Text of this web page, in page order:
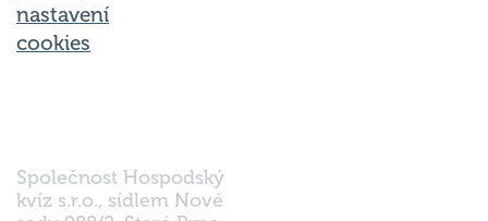
nastavení
cookies
Společnost Hospodský
kvíz s.r.o., sídlem Nové